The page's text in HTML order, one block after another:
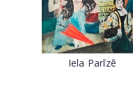
Iela Parīzē